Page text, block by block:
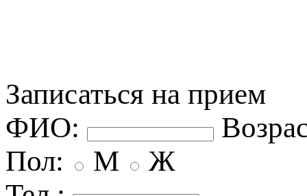
Записаться на прием
ФИО:
Пол:
М
Ж